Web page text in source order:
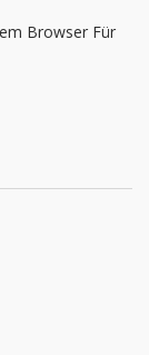
Browser Für